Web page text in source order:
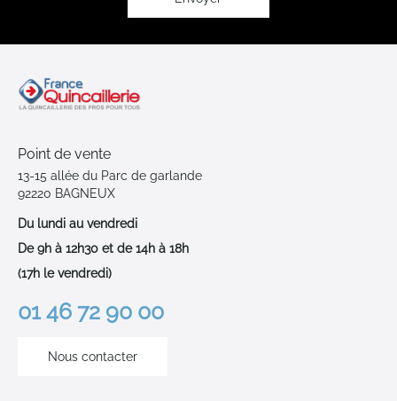
Point de vente
13-15 allée du Parc de garlande
92220 BAGNEUX
Du lundi au vendredi
De 9h à 12h30 et de 14h à 18h
(17h le vendredi)
01 46 72 90 00
Nous contacter